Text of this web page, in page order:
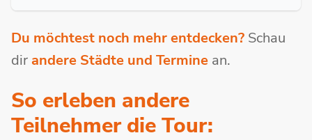
Du möchtest noch mehr entdecken? Schau
dir andere Städte und Termine an.
So erleben andere
Teilnehmer die Tour: